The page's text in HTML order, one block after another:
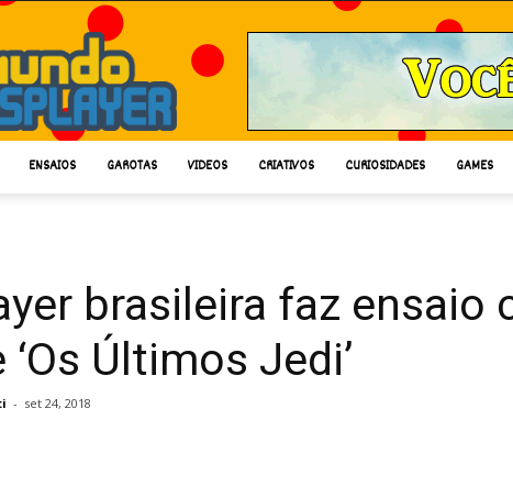
ENSAIOS GAROTAS VIDEOS CRIATIVOS CURIOSIDADES GAMES
brasileira faz ensaio
‘Os Últimos Jedi’
- set 24, 2018